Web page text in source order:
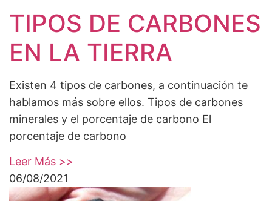
TIPOS DE CARBONES
EN LA TIERRA
Existen 4 tipos de carbones, a continuación te
hablamos más sobre ellos. Tipos de carbones
minerales y el porcentaje de carbono El
porcentaje de carbono
Leer Más >>
06/08/2021